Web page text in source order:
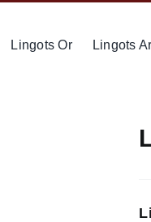
Lingots Or Lingots